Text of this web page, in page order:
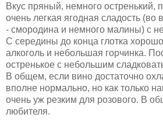
Вкус пряный, немного остренький,
очень легкая ягодная сладость (во
- смородина и немного малины) с
С середины до конца глотка хорошо
алкоголь и небольшая горчинка.
остренькое с небольшим
В общем, если вино достаточно
вполне нормально, но как только
очень уж резким для розового. В
любителя.